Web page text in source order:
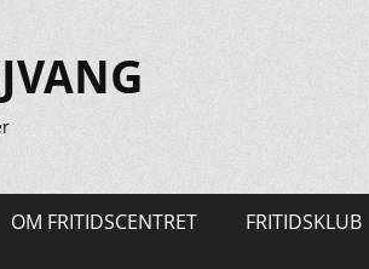
OM FRITIDSCENTRET FRITIDSKLUB